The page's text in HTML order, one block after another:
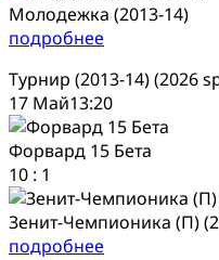
Молодежка (2013-14)
подробнее
Турнир (2013-14) (2026
17 Май13:20
Форвард 15 Бета
10 : 1
Зенит-Чемпионика (П)
подробнее